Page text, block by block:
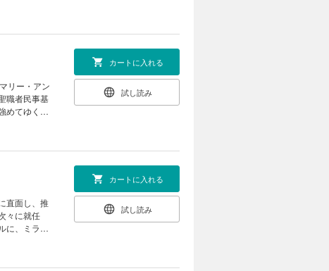
リー・アン
職者民事基
めてゆく。
カートに入れる
試し読み
直面し、推
々に就任
に、ミラボ
カートに入れる
試し読み